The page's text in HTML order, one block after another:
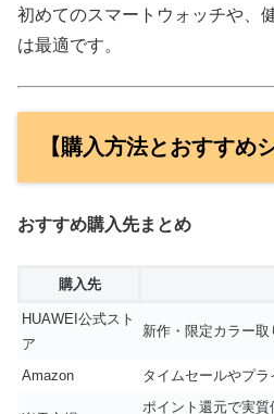
初めてのスマートウォッチや、
は最適です。
【購入方法とおすすめ
おすすめ購入先まとめ
購入先
HUAWEI公式スト
ア
新作・限定カラー
Amazon タイムセールやプラ
ポイント還元で実